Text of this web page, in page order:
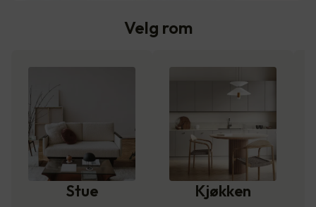
Velg rom
Stue Kjøkken